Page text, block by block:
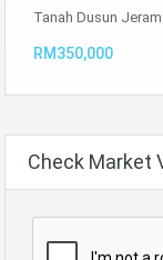
Tanah Dusun
RM350,000
Check Market